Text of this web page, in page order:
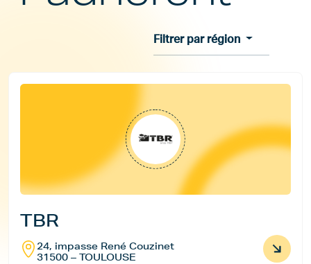
Filtrer par région
TBR
24, impasse René Couzinet
31500 – TOULOUSE